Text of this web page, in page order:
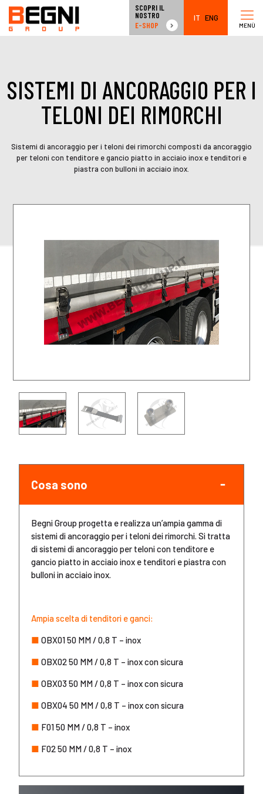
MENÙ
SCOPRI IL
NOSTRO
E-SHOP
IT ENG
SISTEMI DI ANCORAGGIO PER I
TELONI DEI RIMORCHI
Sistemi di ancoraggio per i teloni dei rimorchi composti da ancoraggio
per teloni con tenditore e gancio piatto in acciaio inox e tenditori e
piastra con bulloni in acciaio inox.
Cosa sono
Begni Group progetta e realizza un’ampia gamma di
sistemi di ancoraggio per i teloni dei rimorchi. Si tratta
di sistemi di ancoraggio per teloni con tenditore e
gancio piatto in acciaio inox e tenditori e piastra con
bulloni in acciaio inox.
Ampia scelta di tenditori e ganci:
■ OBX01 50 MM / 0,8 T – inox
■ OBX02 50 MM / 0,8 T – inox con sicura
■ OBX03 50 MM / 0,8 T – inox con sicura
■ OBX04 50 MM / 0,8 T – inox con sicura
■ F01 50 MM / 0,8 T – inox
■ F02 50 MM / 0,8 T – inox